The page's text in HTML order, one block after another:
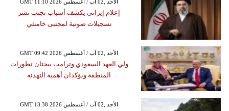
GMT 11:10 2026 الأحد ,02 آب / أغسطس
إعلام إيراني يكشف أسباب تجنب نشر
تسجيلات صوتية لمجتبى خامنئي
GMT 09:42 2026 الأحد ,02 آب / أغسطس
ولي العهد السعودي وترامب يبحثان تطورات
المنطقة ويؤكدان أهمية التهدئة
GMT 13:38 2026 الأحد ,02 آب / أغسطس